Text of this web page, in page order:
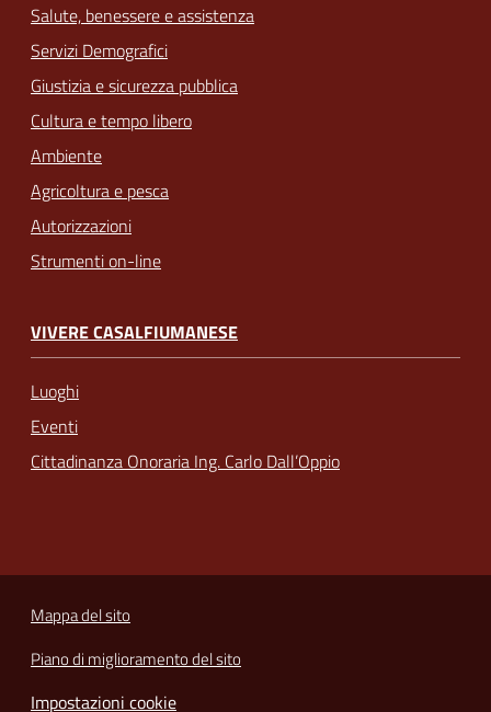
Salute, benessere e assistenza
Servizi Demografici
Giustizia e sicurezza pubblica
Cultura e tempo libero
Ambiente
Agricoltura e pesca
Autorizzazioni
Strumenti on-line
VIVERE CASALFIUMANESE
Luoghi
Eventi
Cittadinanza Onoraria Ing. Carlo Dall’Oppio
Mappa del sito
Piano di miglioramento del sito
Impostazioni cookie